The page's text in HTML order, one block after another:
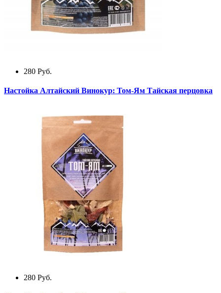
280 Руб.
Настойка Алтайский Винокур: Том-Ям Тайская перцовка
280 Руб.